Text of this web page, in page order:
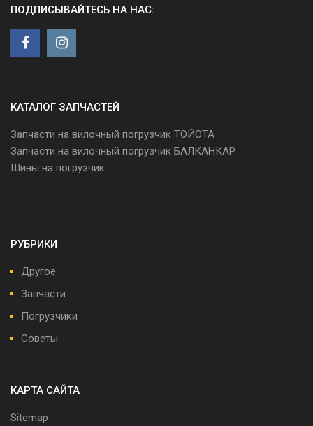
ПОДПИСЫВАЙТЕСЬ НА НАС:
КАТАЛОГ ЗАПЧАСТЕЙ
Запчасти на вилочный погрузчик ТОЙОТА
Запчасти на вилочный погрузчик БАЛКАНКАР
Шины на погрузчик
РУБРИКИ
Другое
Запчасти
Погрузчики
Советы
КАРТА САЙТА
Sitemap